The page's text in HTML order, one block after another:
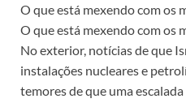
O que está mexendo com os
O que está mexendo com os
No exterior, notícias de que
instalações nucleares e
temores de que uma